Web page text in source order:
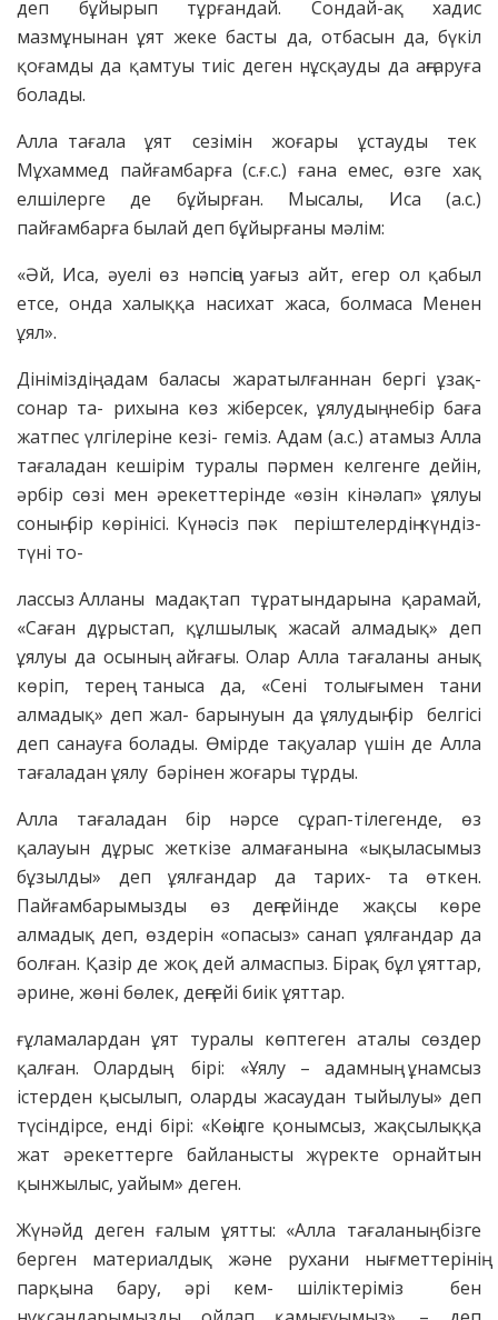
деп бұйырып тұрғандай. Сондай-ақ хадис
мазмұнынан ұят жеке басты да, отбасын да, бүкіл
қоғамды да қамтуы тиіс деген нұсқауды да аңғаруға
болады.
Алла тағала ұят сезімін жоғары ұстауды тек
Мұхаммед пайғамбарға (с.ғ.с.) ғана емес, өзге хақ
елшілерге де бұйырған. Мысалы, Иса (а.с.)
пайғамбарға былай деп бұйырғаны мәлім:
«Әй, Иса, әуелі өз нәпсіңе уағыз айт, егер ол қабыл
етсе, онда халыққа насихат жаса, болмаса Менен
ұял».
Дініміздің адам баласы жаратылғаннан бергі ұзақ-
сонар та- рихына көз жіберсек, ұялудың небір баға
жатпес үлгілеріне кезі- геміз. Адам (а.с.) атамыз Алла
тағаладан кешірім туралы пәрмен келгенге дейін,
әрбір сөзі мен әрекеттерінде «өзін кінәлап» ұялуы
соның бір көрінісі. Күнәсіз пәк періштелердің күндіз-
түні то-
лассыз Алланы мадақтап тұратындарына қарамай,
«Саған дұрыстап, құлшылық жасай алмадық» деп
ұялуы да осының айғағы. Олар Алла тағаланы анық
көріп, терең таныса да, «Сені толығымен тани
алмадық» деп жал- барынуын да ұялудың бір белгісі
деп санауға болады. Өмірде тақуалар үшін де Алла
тағаладан ұялу бәрінен жоғары тұрды.
Алла тағаладан бір нәрсе сұрап-тілегенде, өз
қалауын дұрыс жеткізе алмағанына «ықыласымыз
бұзылды» деп ұялғандар да тарих- та өткен.
Пайғамбарымызды өз деңгейінде жақсы көре
алмадық деп, өздерін «опасыз» санап ұялғандар да
болған. Қазір де жоқ дей алмаспыз. Бірақ бұл ұяттар,
әрине, жөні бөлек, деңгейі биік ұяттар.
ғұламалардан ұят туралы көптеген аталы сөздер
қалған. Олардың бірі: «Ұялу – адамның ұнамсыз
істерден қысылып, оларды жасаудан тыйылуы» деп
түсіндірсе, енді бірі: «Көңілге қонымсыз, жақсылыққа
жат әрекеттерге байланысты жүректе орнайтын
қынжылыс, уайым» деген.
Жүнәйд деген ғалым ұятты: «Алла тағаланың бізге
берген материалдық және рухани нығметтерінің
парқына бару, әрі кем- шіліктеріміз бен